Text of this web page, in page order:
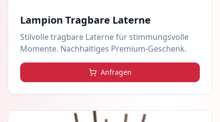
Lampion Tragbare Laterne
Stilvolle tragbare Laterne für stimmungsvolle
Momente. Nachhaltiges Premium-Geschenk.
Anfragen